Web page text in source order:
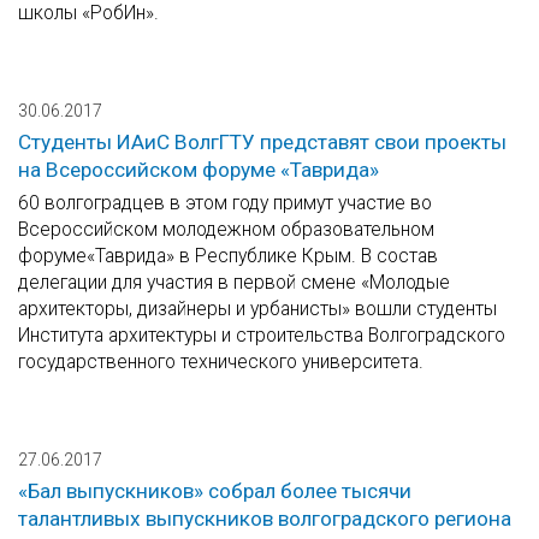
школы «РобИн».
30.06.2017
Студенты ИАиС ВолгГТУ представят свои проекты
на Всероссийском форуме «Таврида»
60 волгоградцев в этом году примут участие во
Всероссийском молодежном образовательном
форуме«Таврида» в Республике Крым. В состав
делегации для участия в первой смене «Молодые
архитекторы, дизайнеры и урбанисты» вошли студенты
Института архитектуры и строительства Волгоградского
государственного технического университета.
27.06.2017
«Бал выпускников» собрал более тысячи
талантливых выпускников волгоградского региона